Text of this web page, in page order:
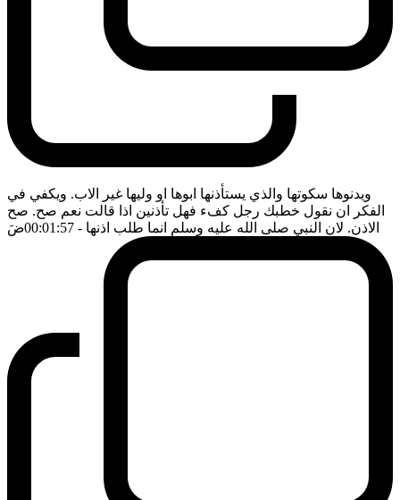
ويدنوها سكوتها والذي يستأذنها ابوها او وليها غير الاب. ويكفي في
الفكر ان نقول خطبك رجل كفء فهل تأذنين اذا قالت نعم صح. صح
الاذن. لان النبي صلى الله عليه وسلم انما طلب اذنها - 00:01:57 ضَ